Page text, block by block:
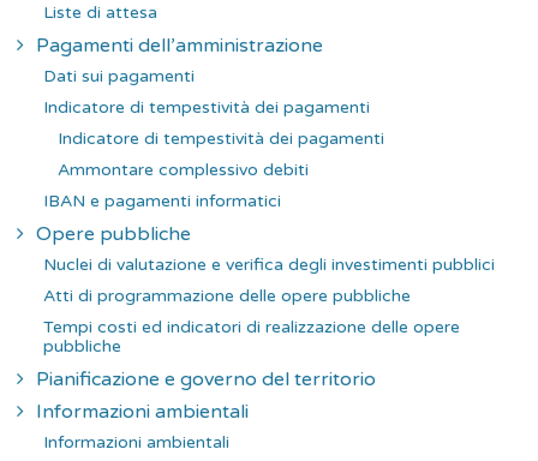
Liste di attesa
Pagamenti dell’amministrazione
Dati sui pagamenti
Indicatore di tempestività dei pagamenti
Indicatore di tempestività dei pagamenti
Ammontare complessivo debiti
IBAN e pagamenti informatici
Opere pubbliche
Nuclei di valutazione e verifica degli investimenti pubblici
Atti di programmazione delle opere pubbliche
Tempi costi ed indicatori di realizzazione delle opere
pubbliche
Pianificazione e governo del territorio
Informazioni ambientali
Informazioni ambientali